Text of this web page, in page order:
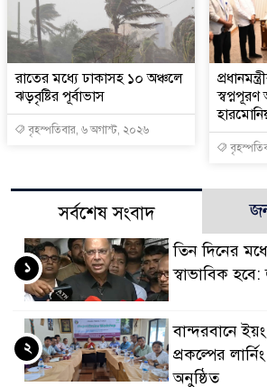
রাতের মধ্যে ঢাকাসহ ১০ অঞ্চলে
ঝড়বৃষ্টির পূর্বাভাস
বৃহস্পতিবার, ৬ অগাস্ট, ২০২৬
সর্বশেষ সংবাদ
তিন দিনের
স্বাভাবিক হবে:
১
বান্দরবানে
প্রকল্পের
অনুষ্ঠিত
২